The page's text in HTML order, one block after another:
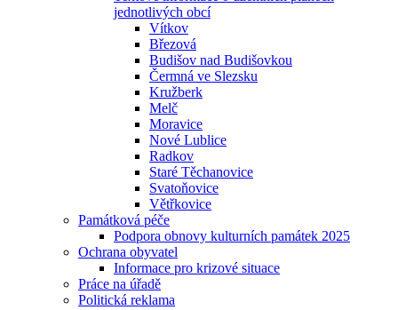
jednotlivých obcí
Vítkov
Březová
Budišov nad Budišovkou
Čermná ve Slezsku
Kružberk
Melč
Moravice
Nové Lublice
Radkov
Staré Těchanovice
Svatoňovice
Větřkovice
Památková péče
Podpora obnovy kulturních památek 2025
Ochrana obyvatel
Informace pro krizové situace
Práce na úřadě
Politická reklama